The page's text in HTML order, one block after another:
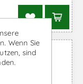
Wenn Sie
sind